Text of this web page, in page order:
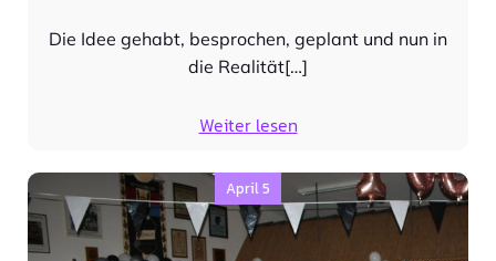
Die Idee gehabt, besprochen, geplant und nun in
die Realität[…]
Weiter lesen
April 5